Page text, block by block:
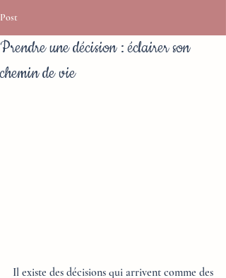
Post
Prendre une décision : éclairer son
chemin de vie
Il existe des décisions qui arrivent comme des